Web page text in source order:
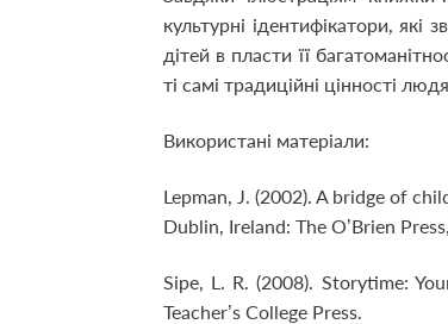
культурні ідентифікатори,
дітей в пласти її
ті самі традиційні цінності
Використані матеріали:
Lepman, J. (2002). A bridge of
Dublin, Ireland: The O’Brien
Sipe, L. R. (2008). Storytime:
Teacher’s College Press.